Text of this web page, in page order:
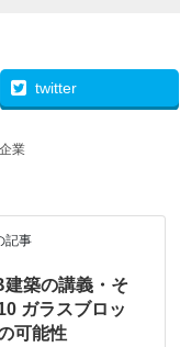
twitter
業
記事
建築の講義・そ
ガラスブロッ
可能性